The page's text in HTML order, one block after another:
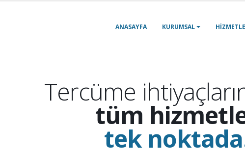
ANASAYFA KURUMSAL
Tercüme
tüm
tek